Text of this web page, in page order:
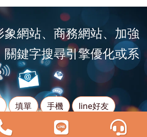
象網站、商務網站、加強
關鍵字搜尋引擎優化或系
填單 手機 line好友